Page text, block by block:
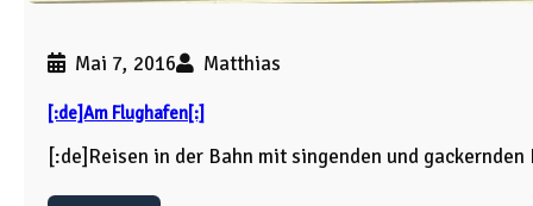
Mai 7, 2016 Matthias
[:de]Am Flughafen[:]
[:de]Reisen in der Bahn mit singenden und